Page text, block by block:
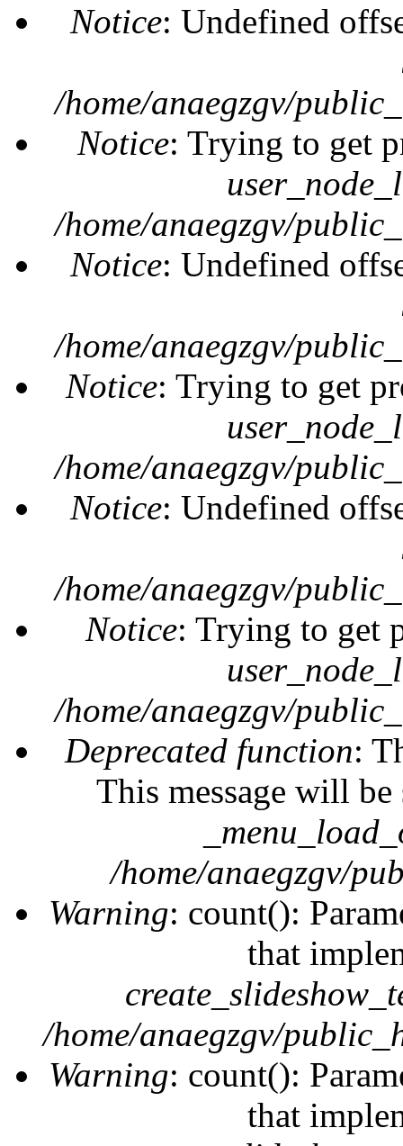
Notice: Undefined
/home/anaegzgv/
Notice: Trying to get
/home/anaegzgv/
Notice: Undefined
/home/anaegzgv/
Notice: Trying to get
/home/anaegzgv/
Notice: Undefined
/home/anaegzgv/
Notice: Trying to get
/home/anaegzgv/
Deprecated function:
This message will
/home/anaegzgv/
Warning: count():
that
/home/anaegzgv/
Warning: count():
that